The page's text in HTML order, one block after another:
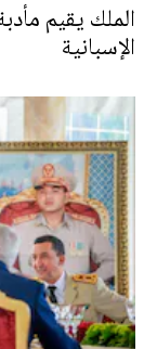
الملك يقيم
الإسبانية